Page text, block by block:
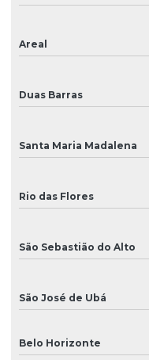
Tinta eco solvente
Tinta para impressão
Tinta para impressão em
Tinta para impressão uv
Areal
Duas Barras
Santa Maria Madalena
Rio das Flores
São Sebastião do Alto
São José de Ubá
Belo Horizonte